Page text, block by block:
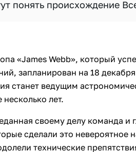
понять происхождение
«James Webb», который
запланирован на 18
станет ведущим
лет.
своему делу команда и
сделали это невероятное
технические